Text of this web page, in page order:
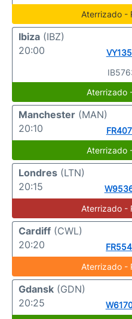
Aterrizado -
Ibiza (IBZ)
20:00
Aterrizado
Manchester (MAN)
20:10
Aterrizado
Londres (LTN)
20:15
Aterrizado -
Cardiff (CWL)
20:20
Aterrizado -
Gdansk (GDN)
20:25